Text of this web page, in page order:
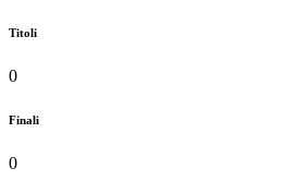
Titoli
0
Finali
0